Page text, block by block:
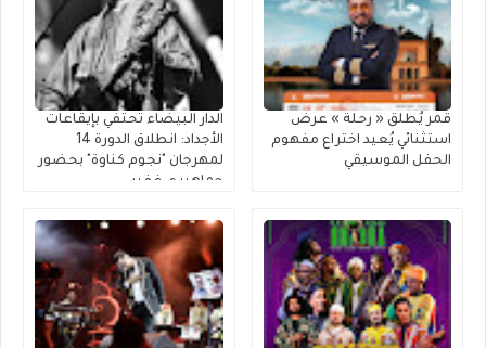
قمر يُطلق « رحلة » عرضٌ
استثنائي يُعيد اختراع مفهوم
الحفل الموسيقي
الدار البيضاء تحتفي بإيقاعات
الأجداد: انطلاق الدورة 14
لمهرجان "نجوم كناوة" بحضور
جماهيري غفير